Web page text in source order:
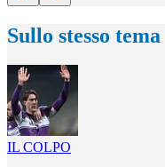
Sullo stesso tema
IL COLPO